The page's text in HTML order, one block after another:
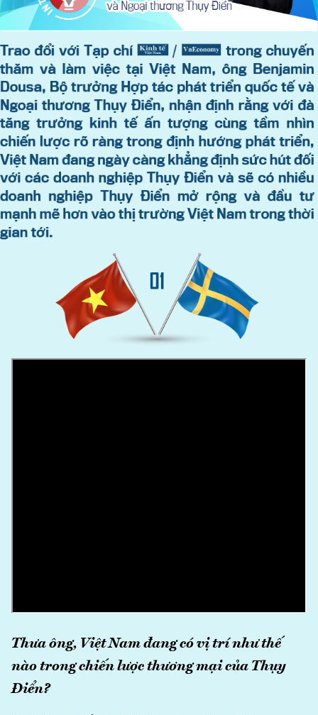
Thưa ông, Việt Nam đang có vị trí như thế
nào trong chiến lược thương mại của Thụy
Điển?